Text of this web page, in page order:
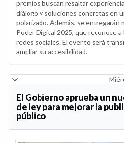
premios buscan resaltar
diálogo y soluciones concretas en
polarizado. Además, se entregarán
Poder Digital 2025, que reconoce
redes sociales. El evento será
ampliar su accesibilidad.
El Gobierno aprueba un
de ley para mejorar la
público